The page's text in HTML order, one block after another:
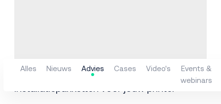
Alles Nieuws Advies Cases Video's
Events &
webinars